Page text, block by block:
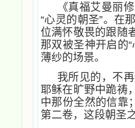
《真福艾曼丽
“心灵的朝圣”。在
位满怀敬畏的跟随
那双被圣神开启的
薄纱的场景。
我所见的，不
耶稣在旷野中跪祷
中那份全然的信靠
第二卷，这段朝圣